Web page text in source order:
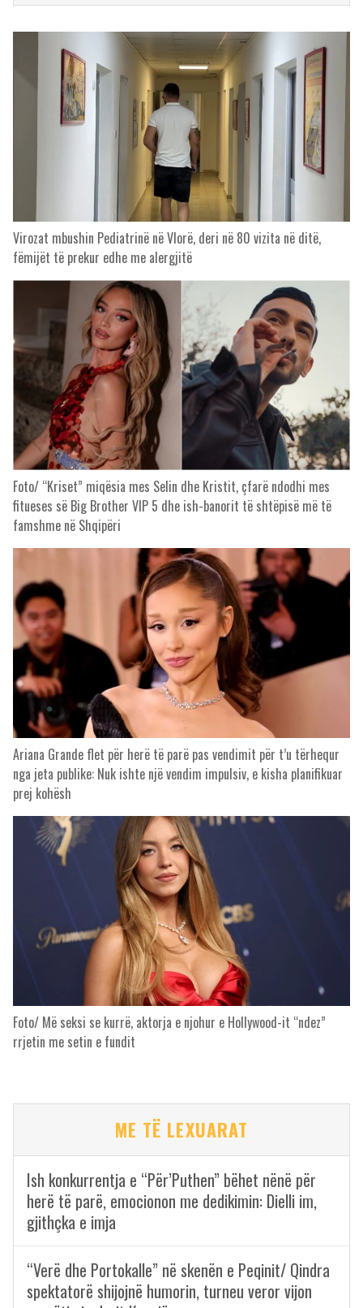
Virozat mbushin Pediatrinë në Vlorë, deri në 80 vizita në ditë,
fëmijët të prekur edhe me alergjitë
Foto/ “Kriset” miqësia mes Selin dhe Kristit, çfarë ndodhi mes
fitueses së Big Brother VIP 5 dhe ish-banorit të shtëpisë më të
famshme në Shqipëri
Ariana Grande flet për herë të parë pas vendimit për t’u tërhequr
nga jeta publike: Nuk ishte një vendim impulsiv, e kisha planifikuar
prej kohësh
Foto/ Më seksi se kurrë, aktorja e njohur e Hollywood-it “ndez”
rrjetin me setin e fundit
ME TË LEXUARAT
Ish konkurrentja e “Për’Puthen” bëhet nënë për
herë të parë, emocionon me dedikimin: Dielli im,
gjithçka e imja
“Verë dhe Portokalle” në skenën e Peqinit/ Qindra
spektatorë shijojnë humorin, turneu veror vijon